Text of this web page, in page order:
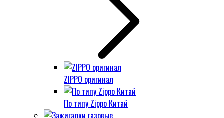
ZIPPO оригинал
По типу Zippo Китай